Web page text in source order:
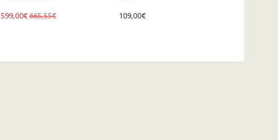
599,00€ 665,55€ 109,00€